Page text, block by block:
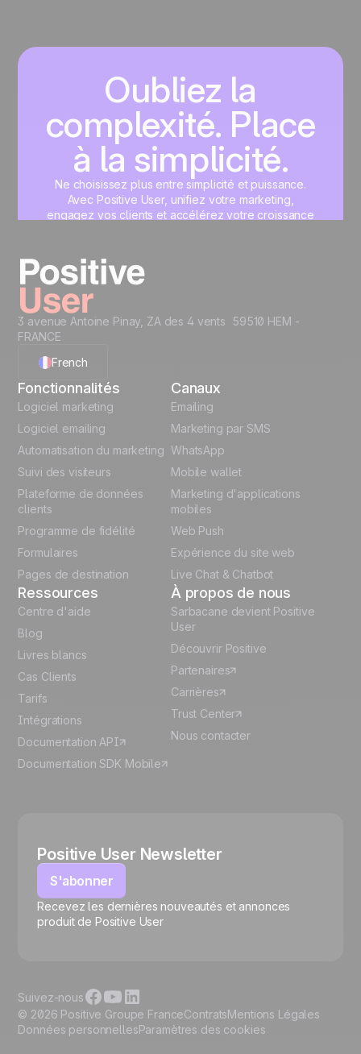
🍪
Gérer les cookies
Oubliez la
complexité. Place
à la simplicité.
Ne choisissez plus entre simplicité et puissance.
Avec Positive User, unifiez votre marketing,
engagez vos clients et accélérez votre croissance
Commencez maintenant
3 avenue Antoine Pinay, ZA des 4 vents 59510 HEM -
FRANCE
French
English
German
Italian
Fonctionnalités
Logiciel marketing
Logiciel emailing
Automatisation du marketing
Suivi des visiteurs
Plateforme de données
clients
Programme de fidélité
Formulaires
Pages de destination
Canaux
Emailing
Marketing par SMS
WhatsApp
Mobile wallet
Marketing d'applications
mobiles
Web Push
Expérience du site web
Live Chat & Chatbot
Ressources
Centre d'aide
Blog
Livres blancs
Cas Clients
Tarifs
Intégrations
Documentation API
Documentation SDK Mobile
À propos de nous
Sarbacane devient Positive
User
Découvrir Positive
Partenaires
Carrières
Trust Center
Nous contacter
Positive User Newsletter
S'abonner
Recevez les dernières nouveautés et annonces
produit de Positive User
© 2026 Positive Groupe FranceContratsMentions Légales
Données personnellesParamètres des cookies
Suivez-nous